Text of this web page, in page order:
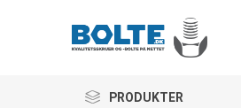
PRODUKTER